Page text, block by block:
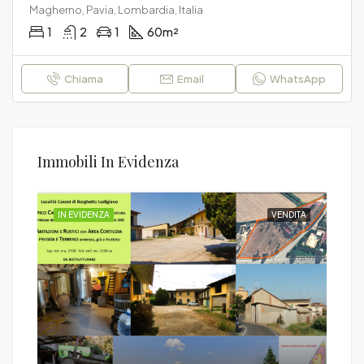
Magherno, Pavia, Lombardia, Italia
1 2 1 60m²
Chiama Email WhatsApp
Immobili In Evidenza
VENDITA
IN EVIDENZA